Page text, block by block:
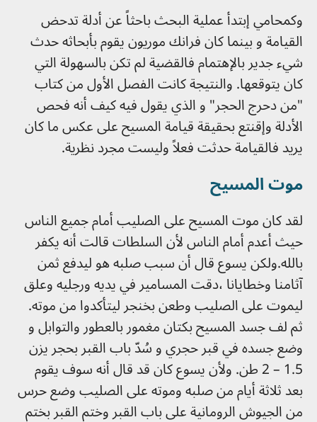
وكمحامي إبتدأ عملية البحث باحثاً عن أدلة تدحض
القيامة و بينما كان فرانك موريون يقوم بأبحاثه حدث
شيء جدير بالإهتمام فالقضية لم تكن بالسهولة التي
كان يتوقعها. والنتيجة كانت الفصل الأول من كتاب
"من دحرج الحجر" و الذي يقول فيه كيف أنه فحص
الأدلة وإقنتع بحقيقة قيامة المسيح على عكس ما كان
يريد فالقيامة حدثت فعلاً وليست مجرد نظرية.
موت المسيح
لقد كان موت المسيح على الصليب أمام جميع الناس
حيث أعدم أمام الناس لأن السلطات قالت أنه يكفر
بالله.ولكن يسوع قال أن سبب صلبه هو ليدفع ثمن
آثامنا وخطايانا ،دقت المسامير في يديه ورجليه وعلق
ليموت على الصليب وطعن بخنجر ليتأكدوا من موته.
ثم لف جسد المسيح بكتان مغمور بالعطور والتوابل و
وضع جسده في قبر حجري و سُدّ باب القبر بحجر يزن
1.5 – 2 طن. ولأن يسوع كان قد قال أنه سوف يقوم
بعد ثلاثة أيام من صلبه وموته على الصليب وضع حرس
من الجيوش الرومانية على باب القبر وختم القبر بختم